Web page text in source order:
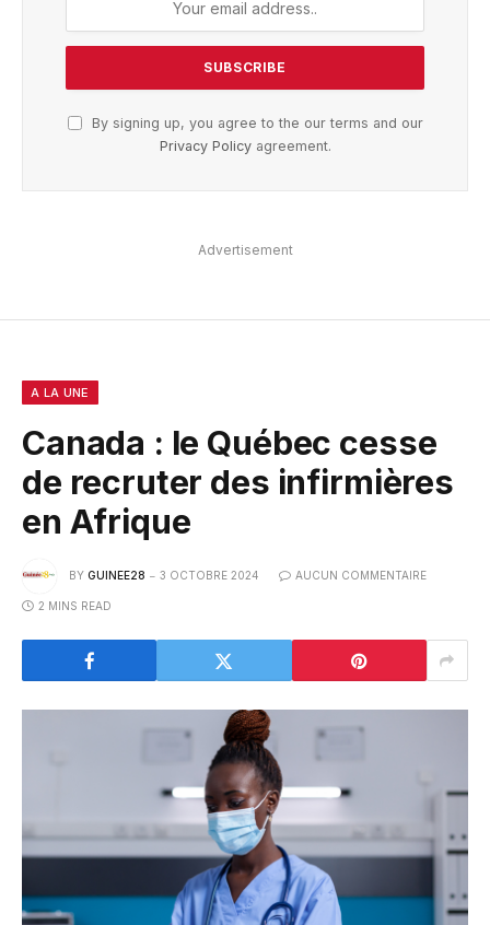
By signing up, you agree to the our terms and our
Privacy Policyagreement.
Advertisement
A LA UNE
Canada : le Québec cesse
de recruter des infirmières
en Afrique
BY GUINEE28 3 OCTOBRE 2024 AUCUN COMMENTAIRE
2 MINS READ